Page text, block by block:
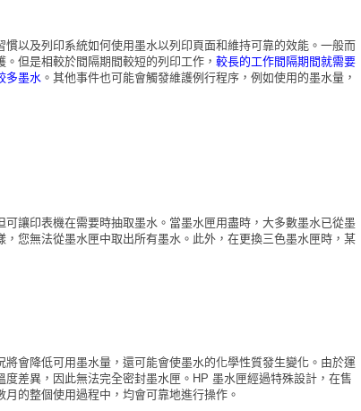
以及列印系統如何使用墨水以列印頁面和維持可靠的效能。一般而
但是相較於間隔期間較短的列印工作， 較長的工作間隔期間就需要
多墨水 。其他事件也可能會觸發維護例行程序，例如使用的墨水量，
讓印表機在需要時抽取墨水。當墨水匣用盡時，大多數墨水已從墨
您無法從墨水匣中取出所有墨水。此外，在更換三色墨水匣時，某
會降低可用墨水量，還可能會使墨水的化學性質發生變化。由於運
差異，因此無法完全密封墨水匣。HP 墨水匣經過特殊設計，在售
的整個使用過程中，均會可靠地進行操作。